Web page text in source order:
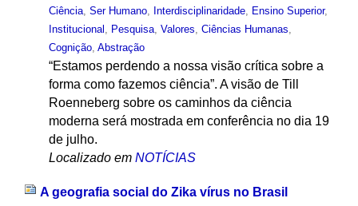
Ciência, Ser Humano, Interdisciplinaridade, Ensino Superior,
Institucional
Pesquisa, Valores Ciências Humanas
Cognição, Abstração
“Estamos perdendo a nossa visão crítica sobre a
forma como fazemos ciência”. A visão de Till
Roenneberg sobre os caminhos da ciência
moderna será mostrada em conferência no dia 19
de julho.
Localizado em NOTÍCIAS
A geografia social do Zika vírus no Brasil